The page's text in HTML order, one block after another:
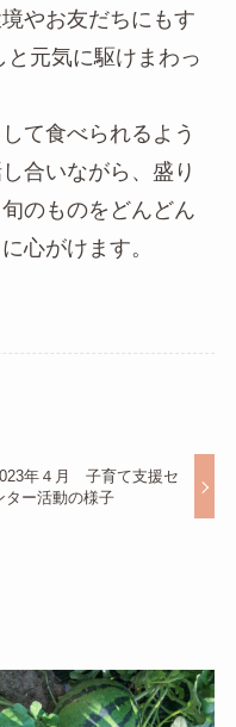
やお友だちにもす
元気に駆けまわっ
て食べられるよう
合いながら、盛り
のものをどんどん
心がけます。
年４月 子育て支援セ
ター活動の様子